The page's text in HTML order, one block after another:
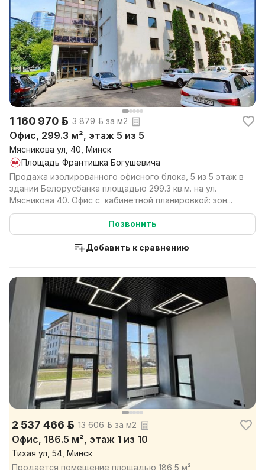
1 160 970 р. 3 879 р. за м2
Офис, 299.3 м², этаж 5 из 5
Мясникова ул, 40, Минск
Площадь Франтишка Богушевича
Продажа изолированного офисного блока, 5 из 5 этаж в
здании Белорусбанка площадью 299.3 кв.м. на ул.
Мясникова 40. Офис с кабинетной планировкой: зон...
Позвонить
Добавить к сравнению
2 537 466 р. 13 606 р. за м2
Офис, 186.5 м², этаж 1 из 10
Тихая ул, 54, Минск
Продается помещение площадью 186,5 м²,